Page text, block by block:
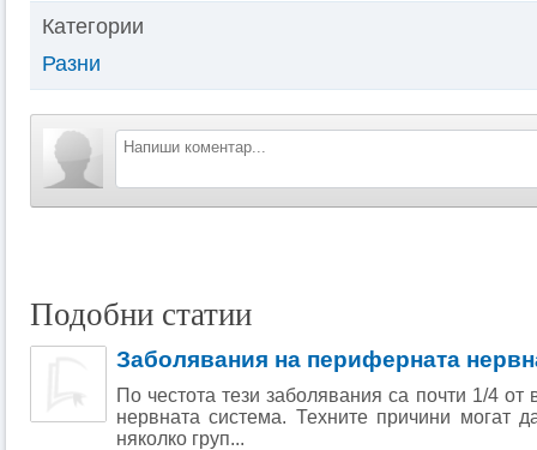
Категории
Разни
Подобни статии
Заболявания на периферната
По честота тези заболявания са почти 1/4 от
нервната система. Техните причини могат
няколко груп...